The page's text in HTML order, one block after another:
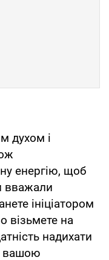
духом і
енергію, щоб
вважали
ініціатором
візьмете на
надихати
вашою